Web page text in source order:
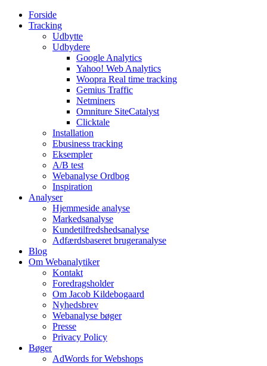
Forside
Tracking
Udbytte
Udbydere
Google Analytics
Yahoo! Web Analytics
Woopra Real time tracking
Gemius Traffic
Netminers
Omniture SiteCatalyst
Clicktale
Installation
Ebusiness tracking
Eksempler
A/B test
Webanalyse Ordbog
Inspiration
Analyser
Hjemmeside analyse
Markedsanalyse
Kundetilfredshedsanalyse
Adfærdsbaseret brugeranalyse
Blog
Om Webanalytiker
Kontakt
Foredragsholder
Om Jacob Kildebogaard
Nyhedsbrev
Webanalyse bøger
Presse
Privacy Policy
Bøger
AdWords for Webshops